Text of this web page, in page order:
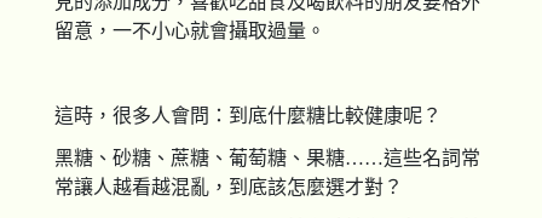
留意，一不小心就會攝取過量。
這時，很多人會問：到底什麼糖比較健康呢？
黑糖、砂糖、蔗糖、葡萄糖、果糖……這些名詞常
常讓人越看越混亂，到底該怎麼選才對？